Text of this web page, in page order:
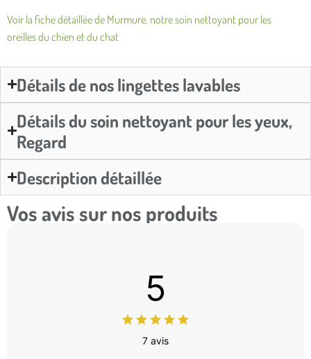
Voir la fiche détaillée de Murmure, notre soin nettoyant pour les
oreilles du chien et du chat
Détails de nos lingettes lavables
Détails du soin nettoyant pour les yeux,
Regard
Description détaillée
Vos avis sur nos produits
5
7 avis